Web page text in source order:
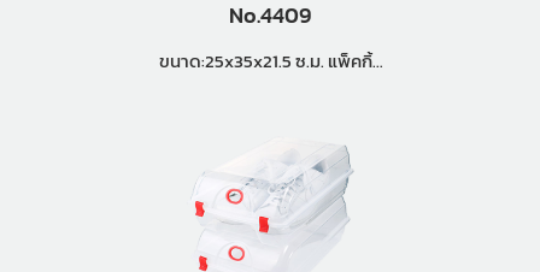
No.4409
ขนาด:25x35x21.5 ซ.ม. แพ็คกิ้ง